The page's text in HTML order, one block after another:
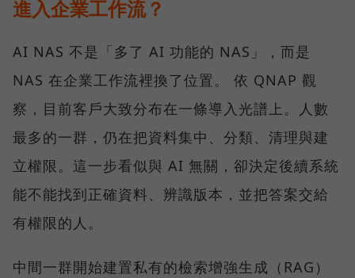
進入企業工作流？
AI NAS 不是「多了 AI 功能的 NAS」，而是
NAS 在企業工作流裡換了位置。 依 QNAP 觀
察，目前客戶大致分布在一條導入光譜上。人數
最多的一群，仍在把資料集中、分類、清理與建
立權限。這一步看似與 AI 無關，卻決定後續系統
能不能找到正確資料、辨識版本，並把答案交給
有權限的人。
中間一群開始建置私有的檢索增強生成（RAG）